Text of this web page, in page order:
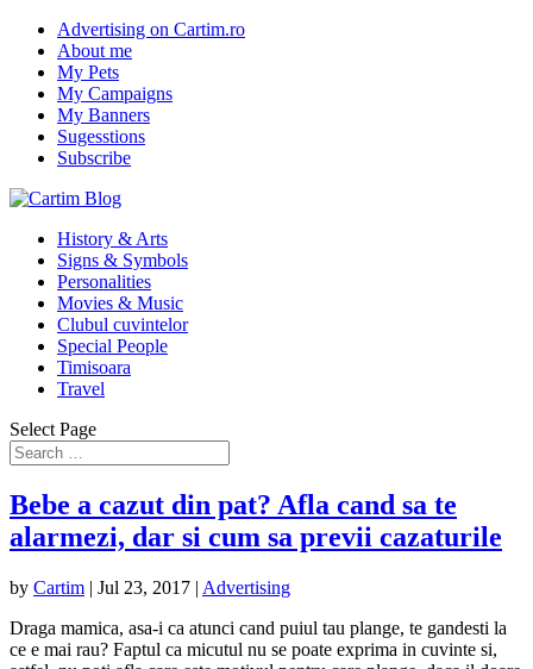
Advertising on Cartim.ro
About me
My Pets
My Campaigns
My Banners
Sugesstions
Subscribe
History & Arts
Signs & Symbols
Personalities
Movies & Music
Clubul cuvintelor
Special People
Timisoara
Travel
Select Page
Bebe a cazut din pat? Afla cand sa te
alarmezi, dar si cum sa previi cazaturile
by Cartim | Jul 23, 2017 | Advertising
Draga mamica, asa-i ca atunci cand puiul tau plange, te gandesti la
ce e mai rau? Faptul ca micutul nu se poate exprima in cuvinte si,